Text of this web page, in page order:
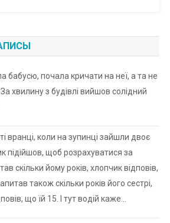
бабусю, почала кричати на неї, а та не
хвилину з будівлі вийшов солідний
вранці, коли на зупинці зайшли двоє
підійшов, щоб розрахуватися за
скільки йому років, хлопчик відповів,
також скільки років його сестрі,
що їй 15. І тут водій каже…